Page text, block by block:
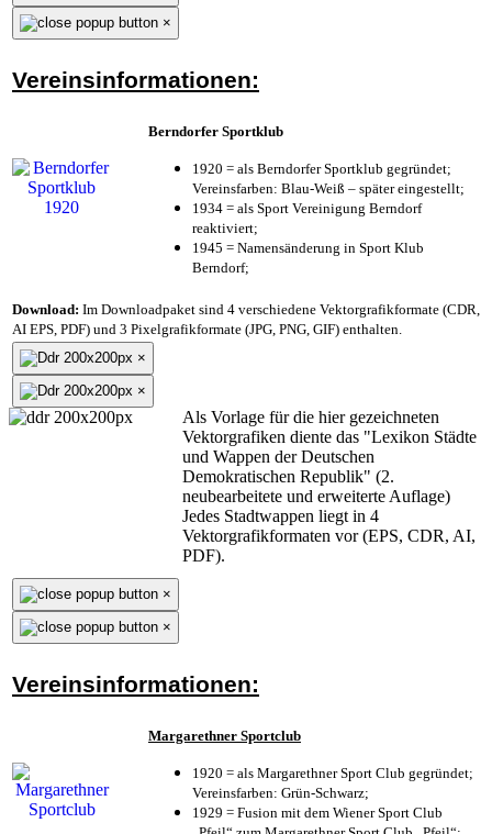
×
Vereinsinformationen:
Berndorfer Sportklub
1920 = als Berndorfer Sportklub gegründet;
Vereinsfarben: Blau-Weiß – später eingestellt;
1934 = als Sport Vereinigung Berndorf
reaktiviert;
1945 = Namensänderung in Sport Klub
Berndorf;
Download: Im Downloadpaket sind 4 verschiedene Vektorgrafikformate (CDR,
AI EPS, PDF) und 3 Pixelgrafikformate (JPG, PNG, GIF) enthalten.
×
×
Als Vorlage für die hier gezeichneten
Vektorgrafiken diente das "Lexikon Städte
und Wappen der Deutschen
Demokratischen Republik" (2.
neubearbeitete und erweiterte Auflage)
Jedes Stadtwappen liegt in 4
Vektorgrafikformaten vor (EPS, CDR, AI,
PDF).
×
×
Vereinsinformationen:
Margarethner Sportclub
1920 = als Margarethner Sport Club gegründet;
Vereinsfarben: Grün-Schwarz;
1929 = Fusion mit dem Wiener Sport Club